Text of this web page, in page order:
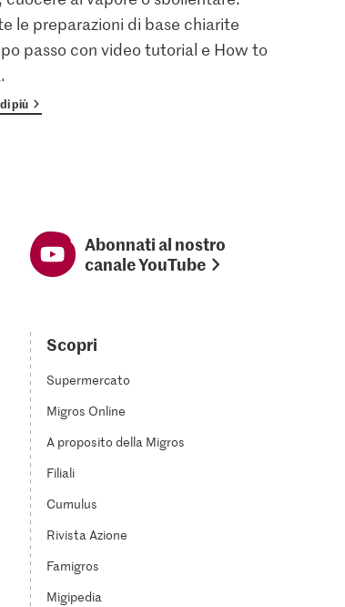
le preparazioni di base chiarite
passo con video tutorial e How to
più
Abonnati al nostro
canale YouTube
Scopri
Supermercato
Migros Online
A proposito della Migros
Filiali
Cumulus
Rivista Azione
Famigros
Migipedia